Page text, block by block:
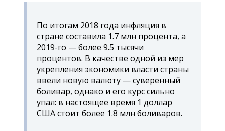
По итогам 2018 года инфляция в
стране составила 1.7 млн процента, а
2019-го — более 9.5 тысячи
процентов. В качестве одной из мер
укрепления экономики власти страны
ввели новую валюту — суверенный
боливар, однако и его курс сильно
упал: в настоящее время 1 доллар
США стоит более 1.8 млн боливаров.